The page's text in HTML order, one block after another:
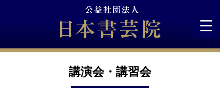
講演会・講習会